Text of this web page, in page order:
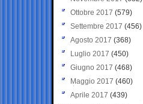
Ottobre 2017 (579)
Settembre 2017 (456)
Agosto 2017 (368)
Luglio 2017 (450)
Giugno 2017 (468)
Maggio 2017 (460)
Aprile 2017 (439)